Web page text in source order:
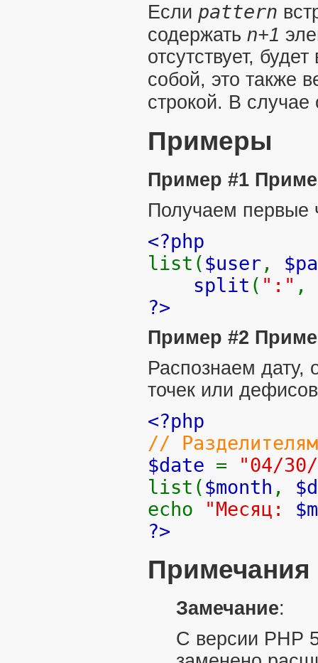
Если pattern
содержать n+1
отсутствует,
собой, это также
строкой. В
Примеры
Пример #1
Получаем первые
<?php
list( $user,
split ( ":" ,
?>
Пример #2
Распознаем дату,
точек или
<?php
//
$date =
"04/
list( $month ,
echo
"Месяц:
?>
Примечания
Замечание:
С версии PHP